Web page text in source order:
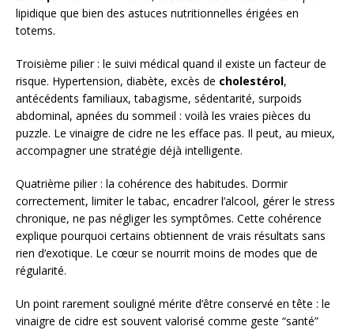
lipidique que bien des astuces nutritionnelles érigées en
totems.
Troisième pilier : le suivi médical quand il existe un facteur de
risque. Hypertension, diabète, excès de cholestérol,
antécédents familiaux, tabagisme, sédentarité, surpoids
abdominal, apnées du sommeil : voilà les vraies pièces du
puzzle. Le vinaigre de cidre ne les efface pas. Il peut, au mieux,
accompagner une stratégie déjà intelligente.
Quatrième pilier : la cohérence des habitudes. Dormir
correctement, limiter le tabac, encadrer l’alcool, gérer le stress
chronique, ne pas négliger les symptômes. Cette cohérence
explique pourquoi certains obtiennent de vrais résultats sans
rien d’exotique. Le cœur se nourrit moins de modes que de
régularité.
Un point rarement souligné mérite d’être conservé en tête : le
vinaigre de cidre est souvent valorisé comme geste “santé”